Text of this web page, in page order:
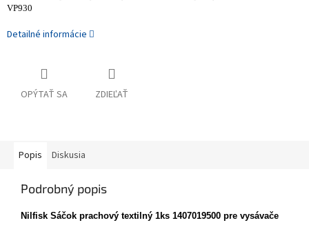
VP930
Detailné informácie
OPÝTAŤ SA ZDIEĽAŤ
Popis Diskusia
Podrobný popis
Nilfisk Sáčok prachový textilný 1ks 1407019500 pre vysávače